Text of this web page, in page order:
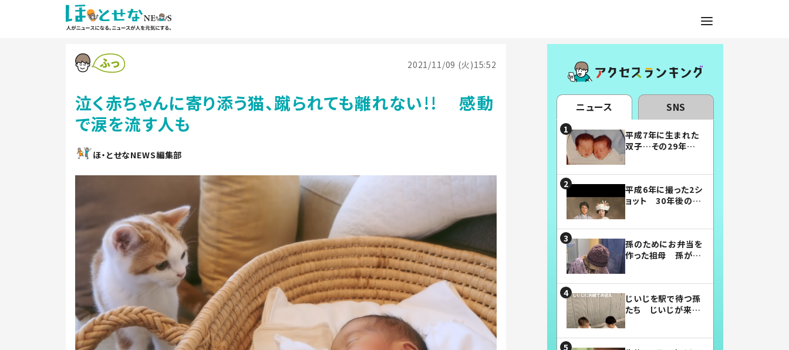
2021/11/09 (火)15:52
泣く赤ちゃんに寄り添う猫、蹴られても離れない!! 感動
で涙を流す人も
ほ・とせなNEWS編集部
ニュース SNS
平成7年に生まれた
双子…その29年後
平成6年に撮った2シ
ョット 30年後の姿
孫のためにお弁当を
作った祖母 孫が絶
じいじを駅で待つ孫
たち じいじが来た